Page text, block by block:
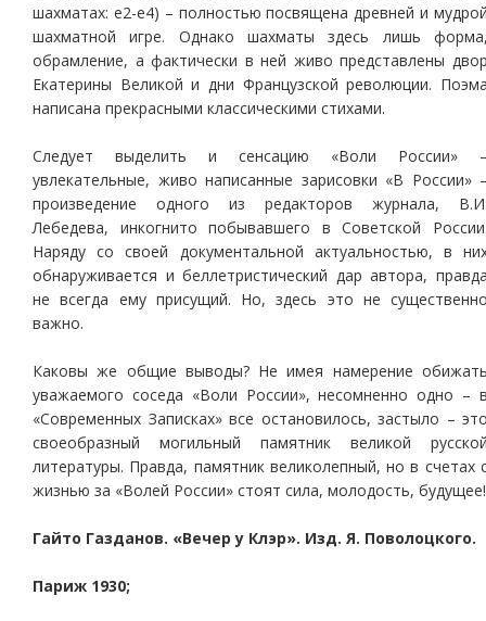
шахматах: е2-е4) – полностью посвящена древней и
шахматной игре. Однако шахматы здесь лишь
обрамление, а фактически в ней живо представлены
Екатерины Великой и дни Французской революции.
написана прекрасными классическими стихами.
Следует выделить и сенсацию «Воли России»
увлекательные, живо написанные зарисовки «В России»
произведение одного из редакторов журнала,
Лебедева, инкогнито побывавшего в Советской
Наряду со своей документальной актуальностью, в
обнаруживается и беллетристический дар автора,
не всегда ему присущий. Но, здесь это не
важно.
Каковы же общие выводы? Не имея намерение
уважаемого соседа «Воли России», несомненно одно –
«Современных Записках» все остановилось, застыло –
своеобразный могильный памятник великой
литературы. Правда, памятник великолепный, но в счетах
жизнью за «Волей России» стоят сила, молодость, будущее!
Гайто Газданов. «Вечер у Клэр». Изд. Я. Поволоцкого.
Париж 1930;